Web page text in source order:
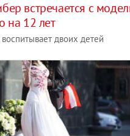
встречается с
на 12 лет
двоих детей